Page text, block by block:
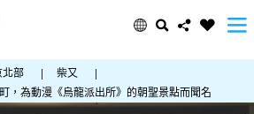
北部 | 柴又
|
，為動漫《烏龍派出所》的朝聖景點而聞名